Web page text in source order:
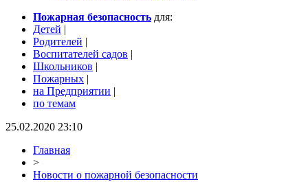
Пожарная безопасность для:
Детей |
Родителей |
Воспитателей садов |
Школьников |
Пожарных |
на Предприятии |
по темам
25.02.2020 23:10
Главная
>
Новости о пожарной безопасности